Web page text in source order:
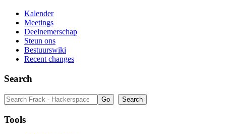
Kalender
Meetings
Deelnemerschap
Steun ons
Bestuurswiki
Recent changes
Search
Tools